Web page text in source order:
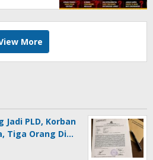
More
Jadi PLD, Korban
Tiga Orang Di…